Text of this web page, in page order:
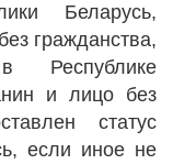
Беларусь,
гражданства,
Республике
и лицо без
статус
если иное не